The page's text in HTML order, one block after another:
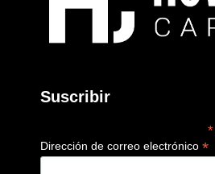
Suscribir
*
Dirección de correo electrónico *